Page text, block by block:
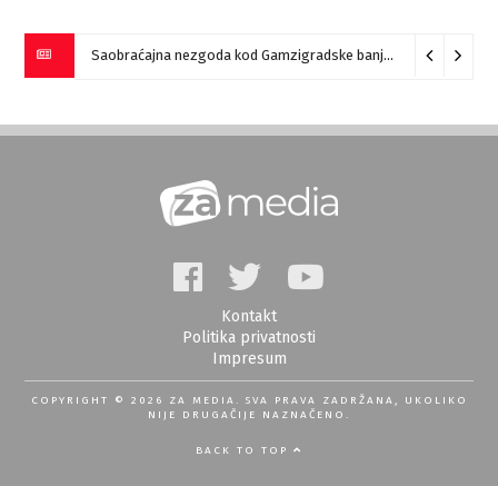
Saobraćajna nezgoda kod Gamzigradske banje 05/08/2026
Kontakt
Politika privatnosti
Impresum
COPYRIGHT © 2026 ZA MEDIA. SVA PRAVA ZADRŽANA, UKOLIKO
NIJE DRUGAČIJE NAZNAČENO.
BACK TO TOP